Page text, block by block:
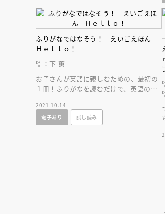
ふりがなではなそう！ えいごえほん
Ｈｅｌｌｏ！
監：下 薫
お子さんが英語に親しむための、最初の
１冊！ふりがなを読むだけで、英語の発
えいごえほん。
2021.10.14
電子あり
試し読み